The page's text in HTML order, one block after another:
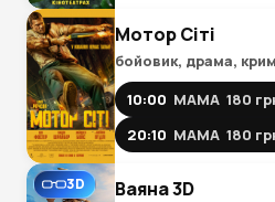
Мотор Сіті
бойовик, драма,
10:00 МАМА 180
20:10 МАМА 180
3D Ваяна 3D